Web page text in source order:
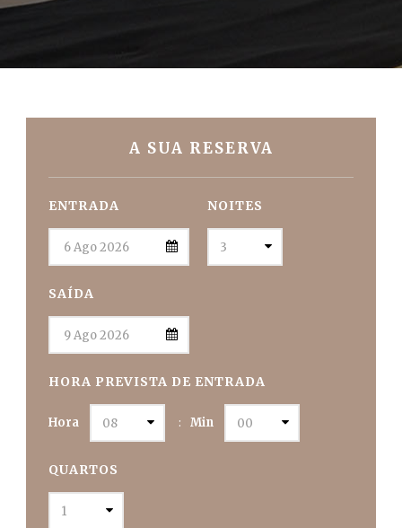
A SUA RESERVA
ENTRADA NOITES
SAÍDA
HORA PREVISTA DE ENTRADA
Hora : Min
QUARTOS